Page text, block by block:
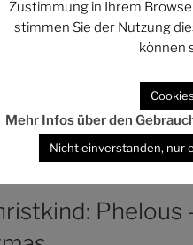
Inhalt
blip.tv/nostalgiacritic/
Phelous
Zustimmung in Ihrem
stimmen Sie der Nutzung
können
Mehr Infos über den
Nicht einverstanden, nur